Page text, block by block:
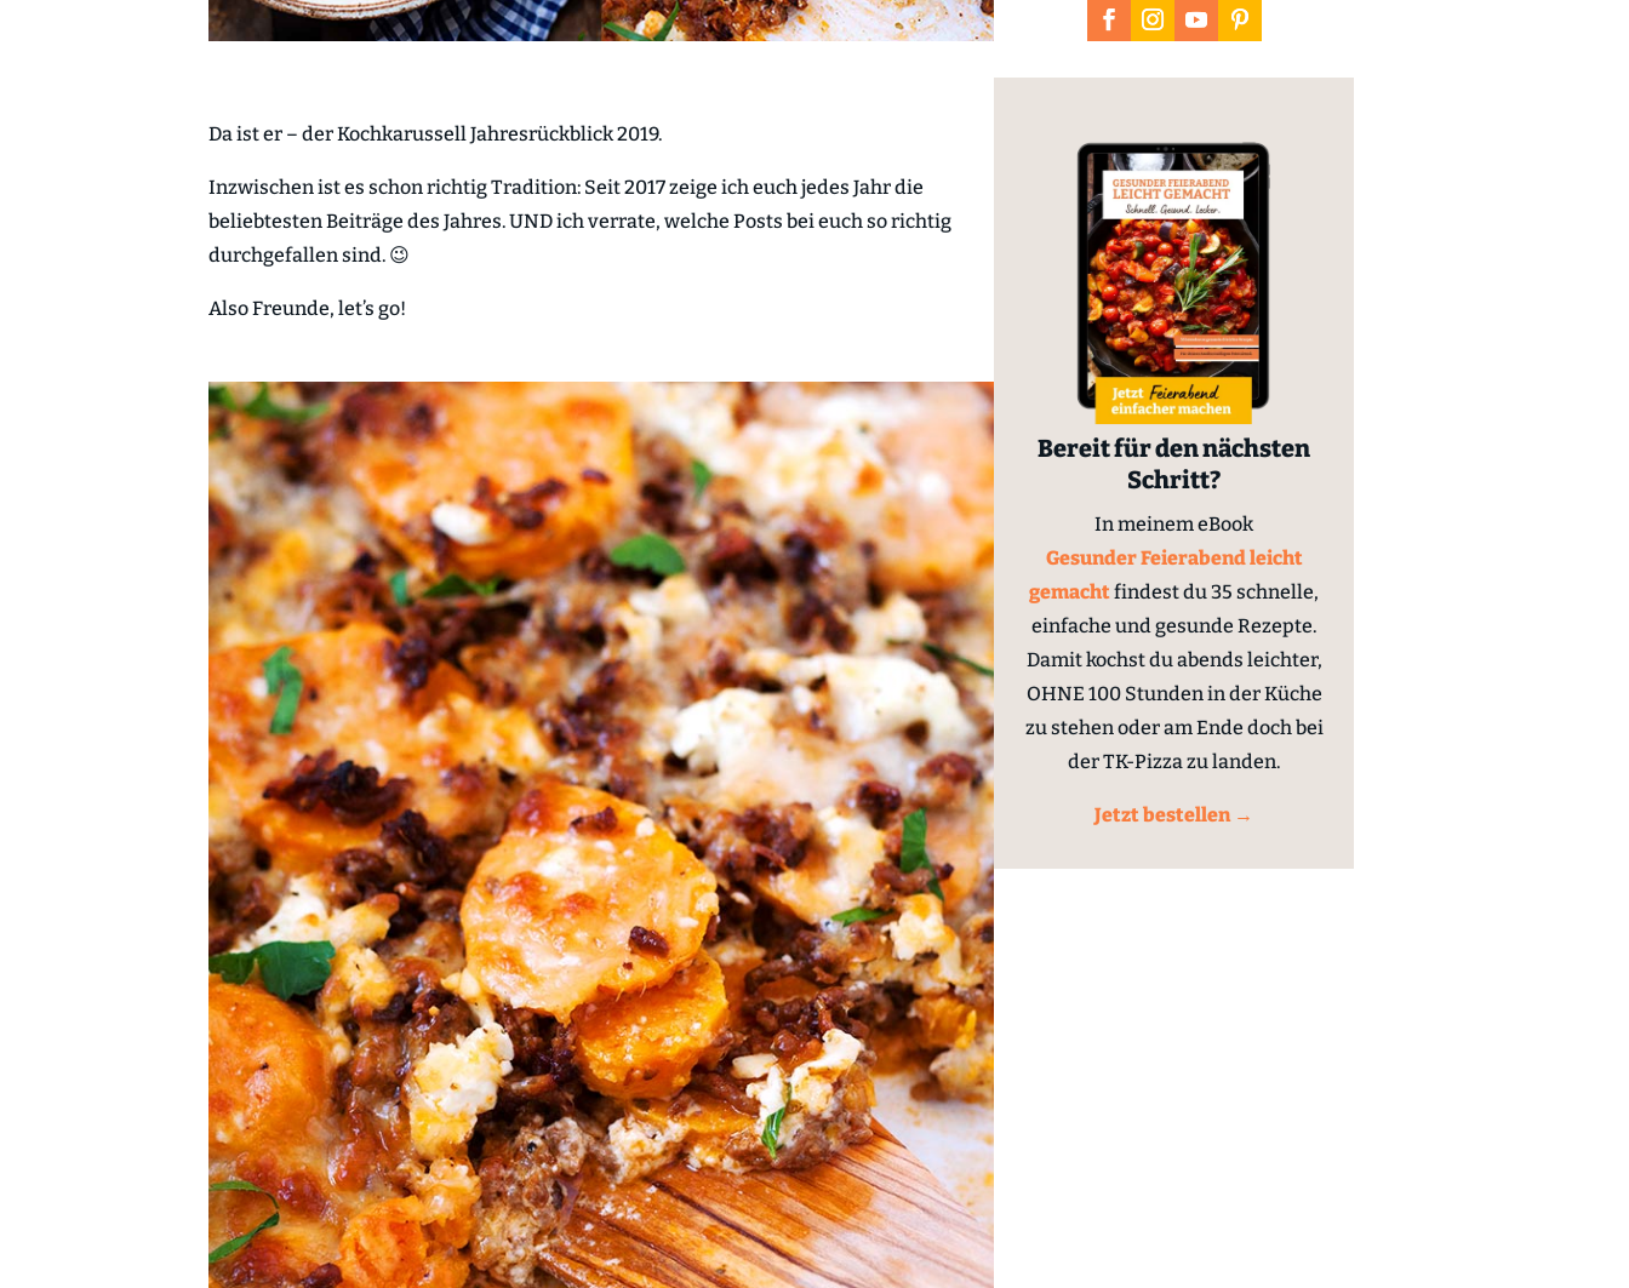
Da ist er – der Kochkarussell Jahresrückblick 2019.
Inzwischen ist es schon richtig Tradition: Seit 2017 zeige ich euch jedes Jahr die
beliebtesten Beiträge des Jahres. UND ich verrate, welche Posts bei euch so richtig
durchgefallen sind. 😉
Also Freunde, let’s go!
Bereit für den nächsten
Schritt?
In meinem eBook
Gesunder Feierabend leicht
gemachtfindest du 35 schnelle,
einfache und gesunde Rezepte.
Damit kochst du abends leichter,
OHNE 100 Stunden in der Küche
zu stehen oder am Ende doch bei
der TK-Pizza zu landen.
Jetzt bestellen →